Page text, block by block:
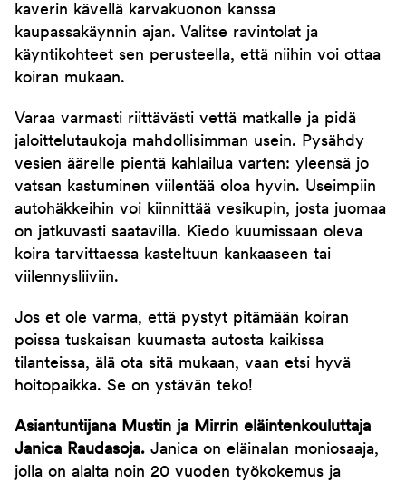
kaverin kävellä karvakuonon kanssa
kaupassakäynnin ajan. Valitse ravintolat ja
käyntikohteet sen perusteella, että niihin voi ottaa
koiran mukaan.
Varaa varmasti riittävästi vettä matkalle ja pidä
jaloittelutaukoja mahdollisimman usein. Pysähdy
vesien äärelle pientä kahlailua varten: yleensä jo
vatsan kastuminen viilentää oloa hyvin. Useimpiin
autohäkkeihin voi kiinnittää vesikupin, josta juomaa
on jatkuvasti saatavilla. Kiedo kuumissaan oleva
koira tarvittaessa kasteltuun kankaaseen tai
viilennysliiviin.
Jos et ole varma, että pystyt pitämään koiran
poissa tuskaisan kuumasta autosta kaikissa
tilanteissa, älä ota sitä mukaan, vaan etsi hyvä
hoitopaikka. Se on ystävän teko!
Asiantuntijana Mustin ja Mirrin eläintenkouluttaja
Janica Raudasoja. Janica on eläinalan moniosaaja,
jolla on alalta noin 20 vuoden työkokemus ja